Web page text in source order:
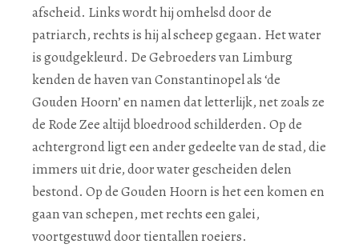
afscheid. Links wordt hij omhelsd door de
patriarch, rechts is hij al scheep gegaan. Het water
is goudgekleurd. De Gebroeders van Limburg
kenden de haven van Constantinopel als ‘de
Gouden Hoorn’ en namen dat letterlijk, net zoals ze
de Rode Zee altijd bloedrood schilderden. Op de
achtergrond ligt een ander gedeelte van de stad, die
immers uit drie, door water gescheiden delen
bestond. Op de Gouden Hoorn is het een komen en
gaan van schepen, met rechts een galei,
voortgestuwd door tientallen roeiers.